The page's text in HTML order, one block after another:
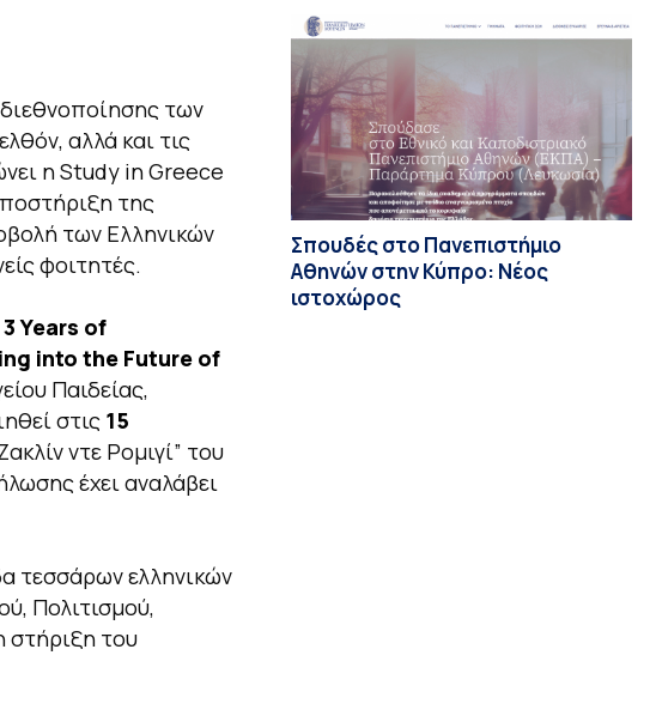
των
αλλά και τις
η Study in Greece
της
των Ελληνικών
φοιτητές.
Years of
into the Future of
Παιδείας,
στις 15
ντε Ρομιγί” του
έχει αναλάβει
τεσσάρων ελληνικών
Πολιτισμού,
στήριξη του
Σπουδές στο Πανεπιστήμιο
Αθηνών στην Κύπρο: Νέος
ιστοχώρος